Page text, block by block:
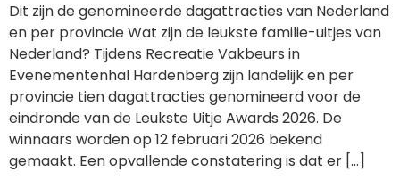
Dit zijn de genomineerde dagattracties van Nederland
en per provincie Wat zijn de leukste familie-uitjes van
Nederland? Tijdens Recreatie Vakbeurs in
Evenementenhal Hardenberg zijn landelijk en per
provincie tien dagattracties genomineerd voor de
eindronde van de Leukste Uitje Awards 2026. De
winnaars worden op 12 februari 2026 bekend
gemaakt. Een opvallende constatering is dat er […]